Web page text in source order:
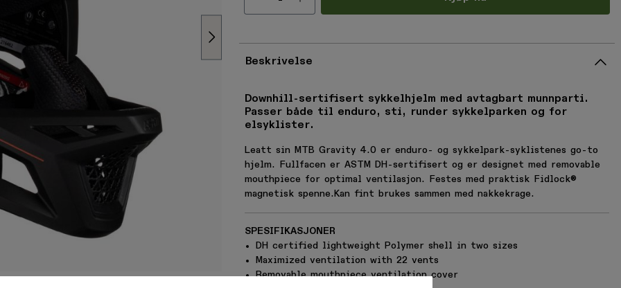
Beskrivelse
Downhill-sertifisert sykkelhjelm med avtagbart munnparti.
Passer både til enduro, sti, runder sykkelparken og for
elsyklister.
Leatt sin MTB Gravity 4.0 er enduro- og sykkelpark-syklistenes go-to
hjelm. Fullfacen er ASTM DH-sertifisert og er designet med removable
mouthpiece for optimal ventilasjon. Festes med praktisk Fidlock®
magnetisk spenne.Kan fint brukes sammen med nakkekrage.
SPESIFIKASJONER
DH certified lightweight Polymer shell in two sizes
Maximized ventilation with 22 vents
Removable mouthpiece ventilation cover
RABATT PÅ DITT